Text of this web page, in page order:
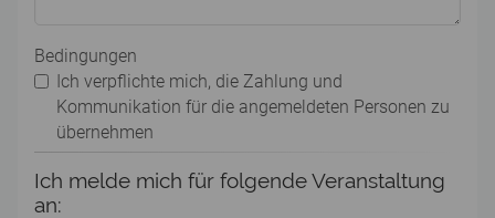
Bedingungen
Ich verpflichte mich, die Zahlung und
Kommunikation für die angemeldeten Personen zu
übernehmen
Ich melde mich für folgende Veranstaltung
an: